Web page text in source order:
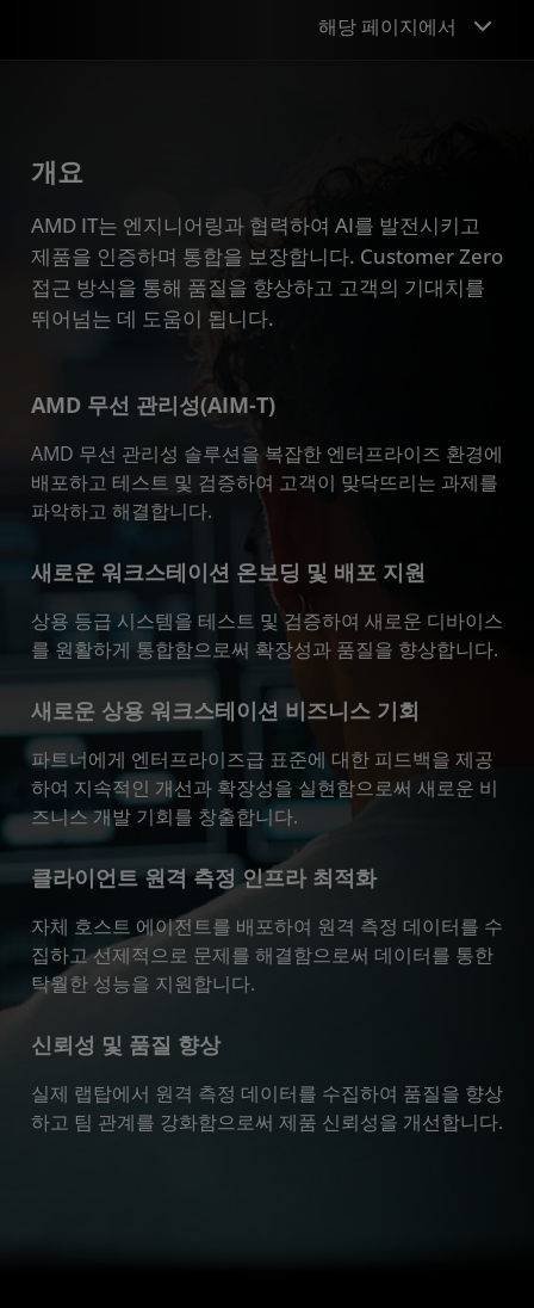
해당 페이지에서
개요
AMD IT는 엔지니어링과 협력하여 AI를 발전시키고
제품을 인증하며 통합을 보장합니다. Customer Zero
접근 방식을 통해 품질을 향상하고 고객의 기대치를
뛰어넘는 데 도움이 됩니다.
AMD 무선 관리성(AIM-T)
AMD 무선 관리성 솔루션을 복잡한 엔터프라이즈 환경에
배포하고 테스트 및 검증하여 고객이 맞닥뜨리는 과제를
파악하고 해결합니다.
새로운 워크스테이션 온보딩 및 배포 지원
상용 등급 시스템을 테스트 및 검증하여 새로운 디바이스
를 원활하게 통합함으로써 확장성과 품질을 향상합니다.
새로운 상용 워크스테이션 비즈니스 기회
파트너에게 엔터프라이즈급 표준에 대한 피드백을 제공
하여 지속적인 개선과 확장성을 실현함으로써 새로운 비
즈니스 개발 기회를 창출합니다.
클라이언트 원격 측정 인프라 최적화
자체 호스트 에이전트를 배포하여 원격 측정 데이터를 수
집하고 선제적으로 문제를 해결함으로써 데이터를 통한
탁월한 성능을 지원합니다.
신뢰성 및 품질 향상
실제 랩탑에서 원격 측정 데이터를 수집하여 품질을 향상
하고 팀 관계를 강화함으로써 제품 신뢰성을 개선합니다.